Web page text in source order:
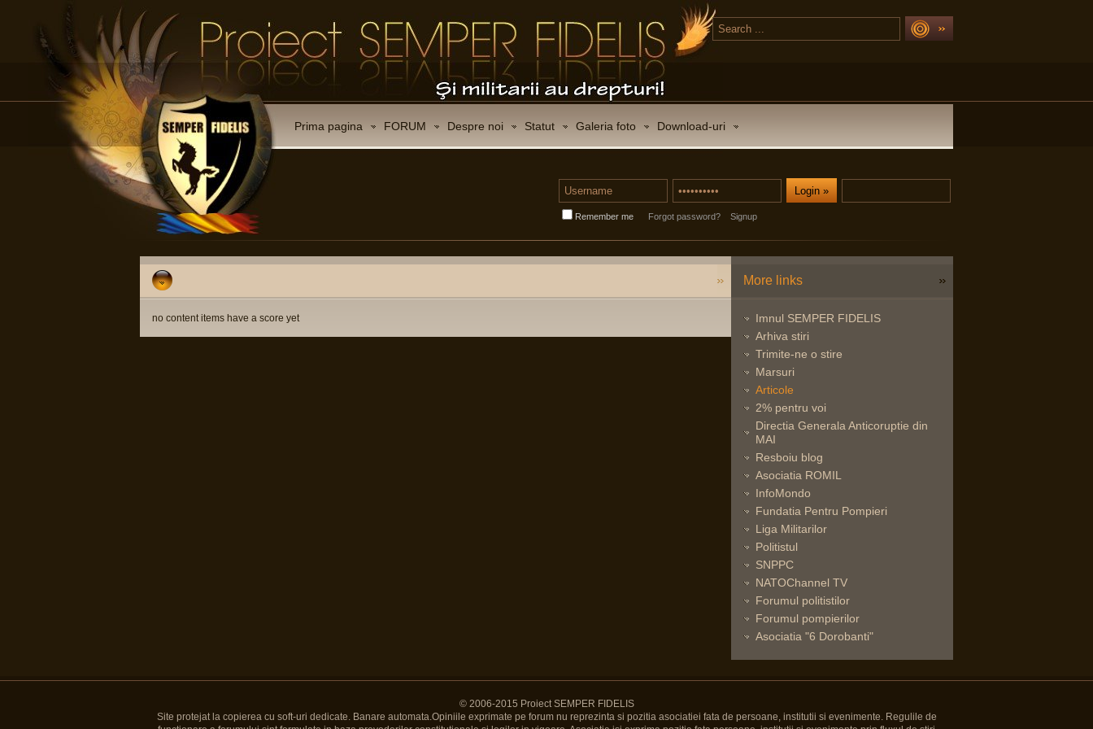
Prima pagina FORUM Despre noi Statut Galeria foto Download-uri
Remember me Forgot password? Signup
no content items have a score yet
More links
Imnul SEMPER FIDELIS
Arhiva stiri
Trimite-ne o stire
Marsuri
Articole
2% pentru voi
Directia Generala Anticoruptie din
MAI
Resboiu blog
Asociatia ROMIL
InfoMondo
Fundatia Pentru Pompieri
Liga Militarilor
Politistul
SNPPC
NATOChannel TV
Forumul politistilor
Forumul pompierilor
Asociatia "6 Dorobanti"
© 2006-2015 Proiect SEMPER FIDELIS
Site protejat la copierea cu soft-uri dedicate. Banare automata.Opiniile exprimate pe forum nu reprezinta si pozitia asociatiei fata de persoane, institutii si evenimente. Regulile de